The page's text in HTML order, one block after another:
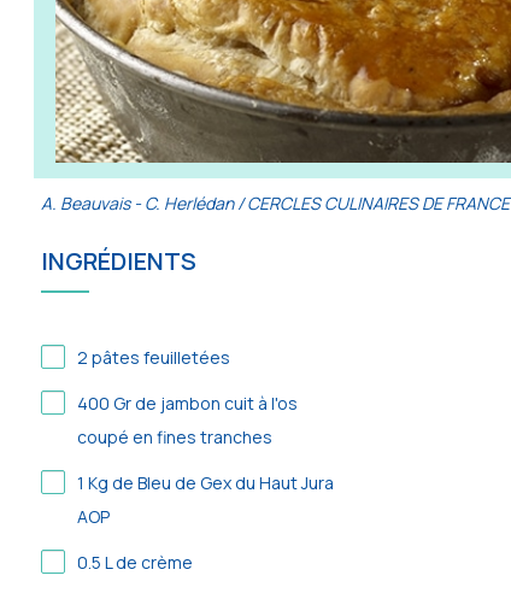
A. Beauvais - C. Herlédan / CERCLES CULINAIRES DE FRANCE
INGRÉDIENTS
2 pâtes feuilletées
400 Gr de jambon cuit à l'os
coupé en fines tranches
1 Kg de Bleu de Gex du Haut Jura
AOP
0.5 L de crème